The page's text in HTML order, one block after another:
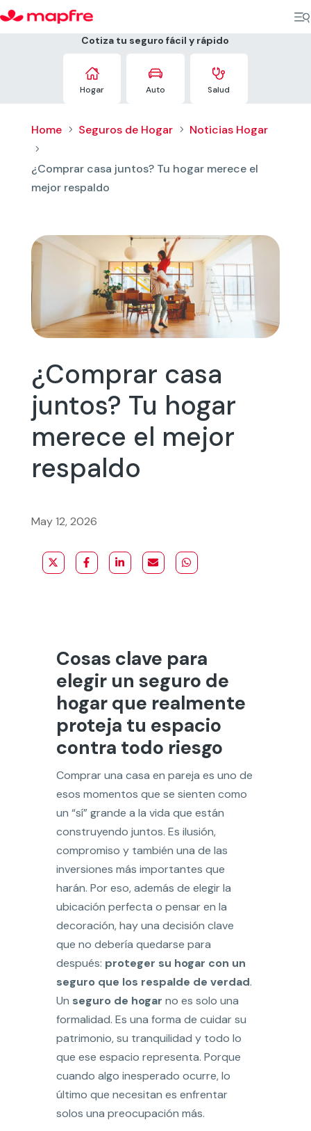
Cotiza tu seguro fácil y rápido

Hogar

Auto

Salud
Home 5 Seguros de Hogar 5 Noticias Hogar
5
¿Comprar casa juntos? Tu hogar merece el
mejor respaldo
¿Comprar casa
juntos? Tu hogar
merece el mejor
respaldo
May 12, 2026
Cosas clave para
elegir un seguro de
hogar que realmente
proteja tu espacio
contra todo riesgo
Comprar una casa en pareja es uno de
esos momentos que se sienten como
un “sí” grande a la vida que están
construyendo juntos. Es ilusión,
compromiso y también una de las
inversiones más importantes que
harán. Por eso, además de elegir la
ubicación perfecta o pensar en la
decoración, hay una decisión clave
que no debería quedarse para
después: proteger su hogar con un
seguro que los respalde de verdad.
Un seguro de hogar no es solo una
formalidad. Es una forma de cuidar su
patrimonio, su tranquilidad y todo lo
que ese espacio representa. Porque
cuando algo inesperado ocurre, lo
último que necesitan es enfrentar
solos una preocupación más.